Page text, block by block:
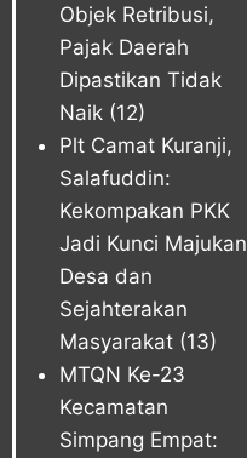
Objek Retribusi,
Pajak Daerah
Dipastikan Tidak
Naik (12)
Plt Camat Kuranji,
Salafuddin:
Kekompakan PKK
Jadi Kunci Majukan
Desa dan
Sejahterakan
Masyarakat (13)
MTQN Ke-23
Kecamatan
Simpang Empat: